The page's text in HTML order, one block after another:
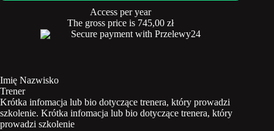
Access per year
The gross price is 745,00zł
Secure payment with Przelewy24
Imię Nazwisko
Trener
Krótka infomacja lub bio dotyczące trenera, który prowadzi
szkolenie. Krótka infomacja lub bio dotyczące trenera, który
prowadzi szkolenie